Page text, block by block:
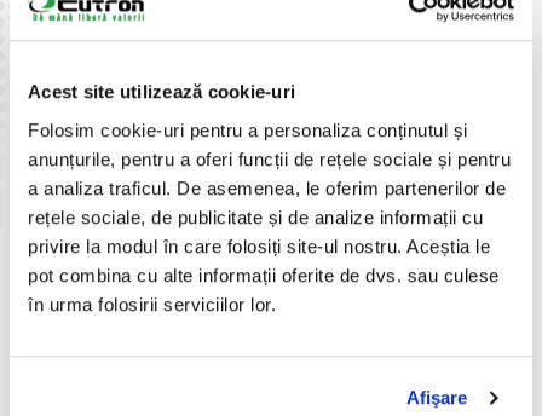
Acest site utilizează cookie-uri
Folosim cookie-uri pentru a personaliza conținutul și
anunțurile, pentru a oferi funcții de rețele sociale și pentru
a analiza traficul. De asemenea, le oferim partenerilor de
rețele sociale, de publicitate și de analize informații cu
privire la modul în care folosiți site-ul nostru. Aceștia le
pot combina cu alte informații oferite de dvs. sau culese
în urma folosirii serviciilor lor.
Afişare
IDENTIFICARE AUTOMATĂ PRODUSE,
SECURITATE INTEGRATĂ
EXPERIENȚA CLIENTULUI
EXPERIENȚĂ VIZUALĂ
PROCESE RETAIL